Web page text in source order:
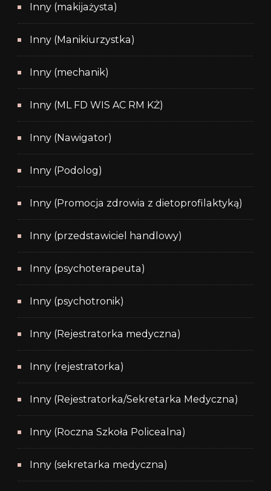
Inny (makijażysta)
Inny (Manikiurzystka)
Inny (mechanik)
Inny (ML FD WIS AC RM KŻ)
Inny (Nawigator)
Inny (Podolog)
Inny (Promocja zdrowia z dietoprofilaktyką)
Inny (przedstawiciel handlowy)
Inny (psychoterapeuta)
Inny (psychotronik)
Inny (Rejestratorka medyczna)
Inny (rejestratorka)
Inny (Rejestratorka/Sekretarka Medyczna)
Inny (Roczna Szkoła Policealna)
Inny (sekretarka medyczna)